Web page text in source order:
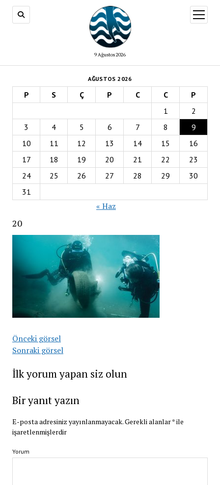
9 Ağustos 2026
aç
AĞUSTOS 2026
P S Ç P C C
P
1
2
3
4 5 6 7 8
9
10
11 12 13 14 15
16
17
18 19 20 21 22
23
24
25 26 27 28 29
30
31
« Haz
20
Önceki görsel
Sonraki görsel
İlk yorum yapan siz olun
Bir yanıt yazın
E-posta adresiniz yayınlanmayacak.Gerekli alanlar*ile
işaretlenmişlerdir
Yorum